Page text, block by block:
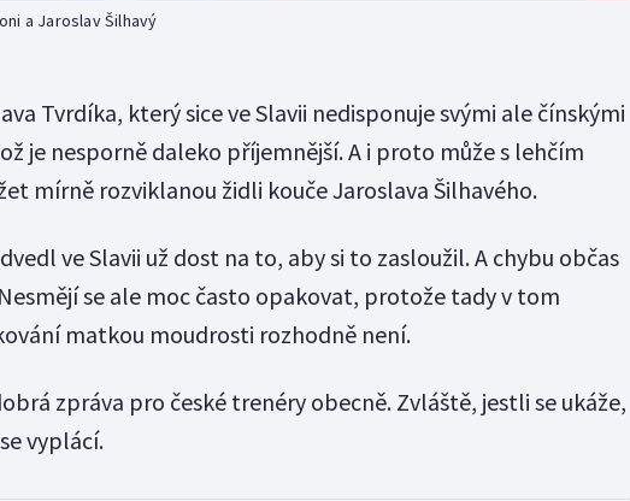
a Jaroslav Šilhavý
Tvrdíka, který sice ve Slavii nedisponuje svými ale čínskými
je nesporně daleko příjemnější. A i proto může s lehčím
mírně rozviklanou židli kouče Jaroslava Šilhavého.
ve Slavii už dost na to, aby si to zasloužil. A chybu občas
se ale moc často opakovat, protože tady v tom
matkou moudrosti rozhodně není.
zpráva pro české trenéry obecně. Zvláště, jestli se ukáže,
vyplácí.